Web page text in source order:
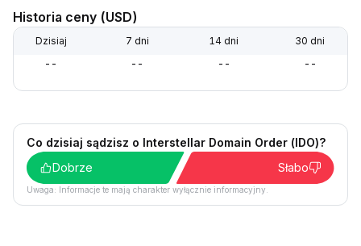
Historia ceny (USD)
Dzisiaj 7 dni 14 dni 30 dni
-- -- -- --
Co dzisiaj sądzisz o Interstellar Domain Order (IDO)?
Dobrze
Słabo
Uwaga: Informacje te mają charakter wyłącznie informacyjny.